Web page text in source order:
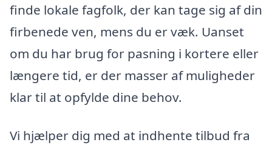
finde lokale fagfolk, der kan tage sig af din
firbenede ven, mens du er væk. Uanset
om du har brug for pasning i kortere eller
længere tid, er der masser af muligheder
klar til at opfylde dine behov.
Vi hjælper dig med at indhente tilbud fra